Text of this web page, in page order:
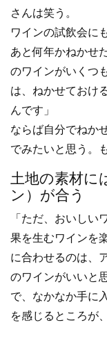
さんは笑う。
ワインの試飲会に
あと何年かねかせ
のワインがいくつ
は、ねかせておけ
んです」
ならば自分でねか
でみたいと思う。
土地の素材に
ン）が合う
「ただ、おいしい
果を生むワインを
に合わせるのは、
のワインがいいと
で、なかなか手に
を感じるところが